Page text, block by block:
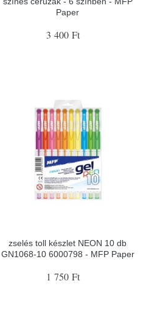
Paper
3 400 Ft
zselés toll készlet NEON 10 db
GN1068-10 6000798 - MFP Paper
1 750 Ft